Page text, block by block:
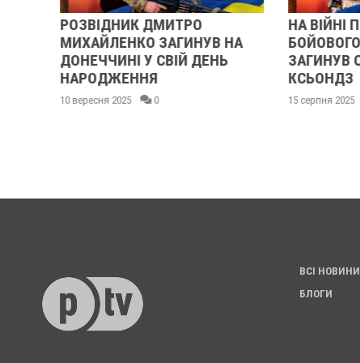
РОЗВІДНИК ДМИТРО
МИХАЙЛЕНКО ЗАГИНУВ НА
ДОНЕЧЧИНІ У СВІЙ ДЕНЬ
НАРОДЖЕННЯ
10 вересня 2025 0
НА ВІЙНІ
БОЙОВОГО
ЗАГИНУВ
КСЬОНДЗ
15 серпня 2025
ВСІ НОВИНИ
БЛОГИ